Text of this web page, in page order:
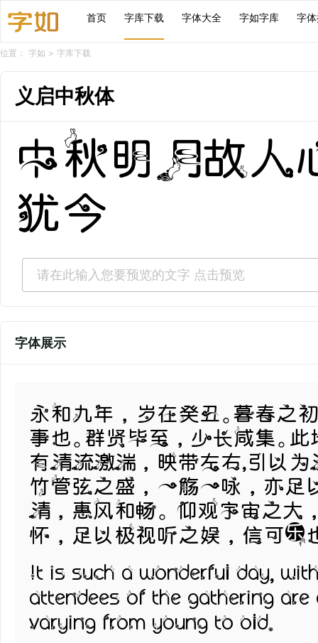
首页 字库下载 字体大全 字如字库 字
位置： 字如 > 字库下载
义启中秋体
中秋明月故人
犹今
字体展示
永和九年，岁在癸丑。暮春之
事也。群贤毕至，少长咸集。
有清流激湍，映带左右,引以为
竹管弦之盛，一觞一咏，亦足
清，惠风和畅。 仰观宇宙之大
怀，足以极视听之娱，信可乐
It is such a wonderful day,
attendees of the gathering
varying from young to old.